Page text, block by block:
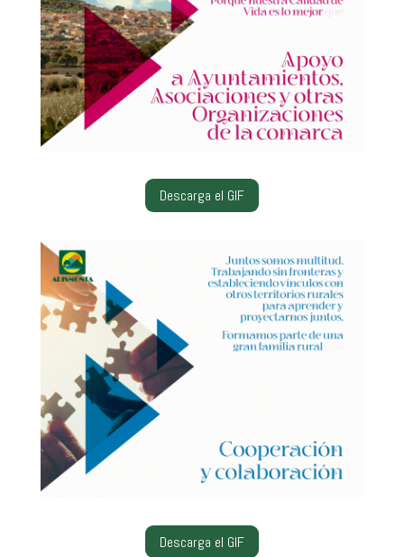
Descarga el GIF
Descarga el GIF